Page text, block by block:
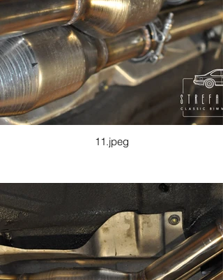
11.jpeg